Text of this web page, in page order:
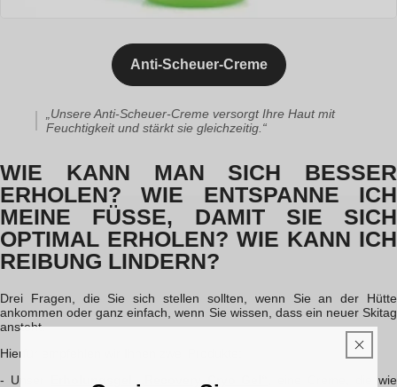
Anti-Scheuer-Creme
„Unsere Anti-Scheuer-Creme versorgt Ihre Haut mit
Feuchtigkeit und stärkt sie gleichzeitig.“
WIE KANN MAN SICH BESSER
ERHOLEN? WIE ENTSPANNE ICH
MEINE FÜSSE, DAMIT SIE SICH
OPTIMAL ERHOLEN? WIE KANN ICH
REIBUNG LINDERN?
Drei Fragen, die Sie sich stellen sollten, wenn Sie an der Hütte
ankommen oder ganz einfach, wenn Sie wissen, dass ein neuer Skitag
ansteht.
Hierfür empfehlen wir Ihnen zwei Produkte:
- Unser
eine Creme, die wie